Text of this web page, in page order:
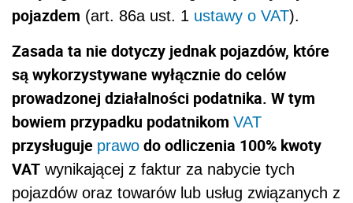
pojazdem (art. 86a ust. 1 ustawy o VAT).
Zasada ta nie dotyczy jednak pojazdów, które
są wykorzystywane wyłącznie do celów
prowadzonej działalności podatnika. W tym
bowiem przypadku podatnikom VAT
przysługuje prawo do odliczenia 100% kwoty
VAT wynikającej z faktur za nabycie tych
pojazdów oraz towarów lub usług związanych z